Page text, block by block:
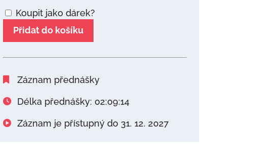
Koupit jako dárek?
Přidat do košíku
Záznam přednášky
Délka přednášky: 02:09:14
Záznam je přístupný do 31. 12. 2027